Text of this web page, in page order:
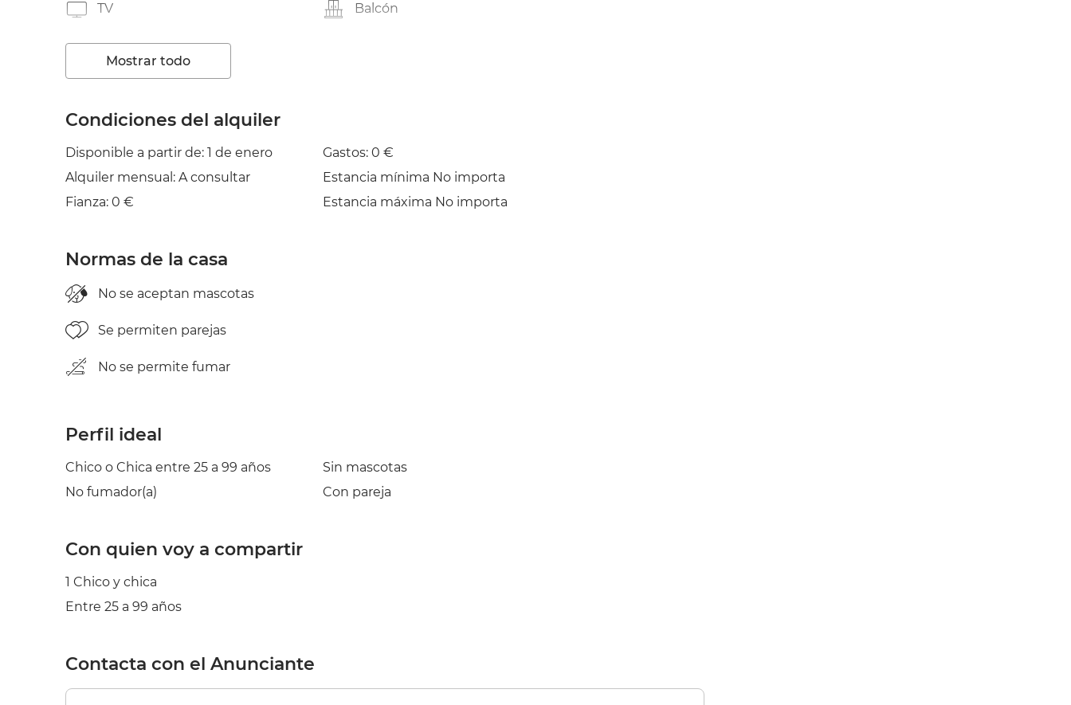
TV Balcón
Plancha
Mostrar todo
Condiciones del alquiler
Disponible a partir de: 1 de enero
Alquiler mensual: A consultar
Fianza: 0 €
Gastos: 0 €
Estancia mínima No importa
Estancia máxima No importa
Normas de la casa
No se aceptan mascotas
Se permiten parejas
No se permite fumar
Perfil ideal
Chico o Chica entre 25 a 99 años
No fumador(a)
Sin mascotas
Con pareja
Con quien voy a compartir
1 Chico y chica
Entre 25 a 99 años
Contacta con el Anunciante